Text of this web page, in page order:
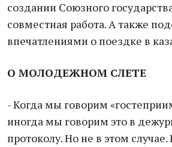
создании Союзного
совместная работа. А также
впечатлениями о поездке в
О МОЛОДЕЖНОМ СЛЕТЕ
- Когда мы говорим
иногда мы говорим это в
протоколу. Но не в этом